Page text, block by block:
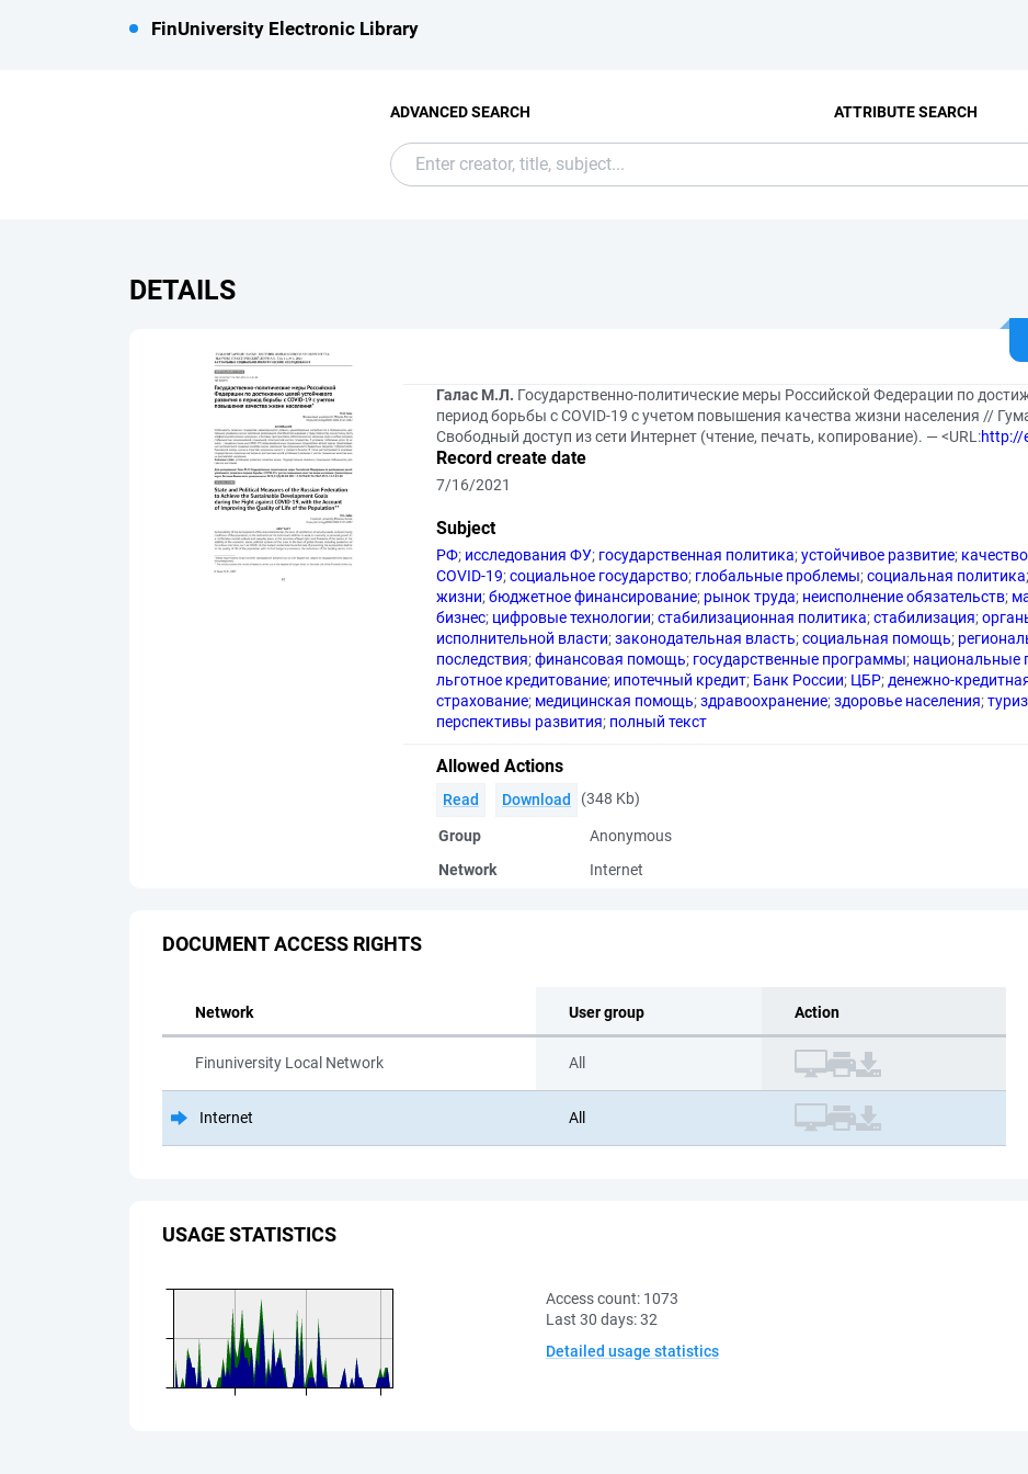
FinUniversity Electronic Library
ADVANCED SEARCH ATTRIBUTE SEARCH
DETAILS
Галас М.Л. Государственно-политические меры Российской Федерации по
период борьбы с COVID‑19 с учетом повышения качества жизни населения //
Свободный доступ из сети Интернет (чтение, печать, копирование). — <URL:http://
Record create date
7/16/2021
Subject
РФ; исследования ФУ; государственная политика;устойчивое развитие;
COVID-19;социальное государство; глобальные проблемы;социальная политика;
жизни;бюджетное финансирование; рынок труда; неисполнение обязательств;
бизнес; цифровые технологии;стабилизационная политика;стабилизация;
исполнительной власти;законодательная власть;социальная помощь;
последствия;финансовая помощь; государственные программы; национальные
льготное кредитование; ипотечный кредит; Банк России; ЦБР; денежно-
страхование; медицинская помощь;здравоохранение;здоровье населения;
перспективы развития; полный текст
Allowed Actions
Read Download (348 Kb)
Group
Anonymous
Network
Internet
DOCUMENT ACCESS RIGHTS
Network User group Action
Finuniversity Local Network All
Internet All
USAGE STATISTICS
Access count: 1073
Last 30 days:32
Detailed usage statistics